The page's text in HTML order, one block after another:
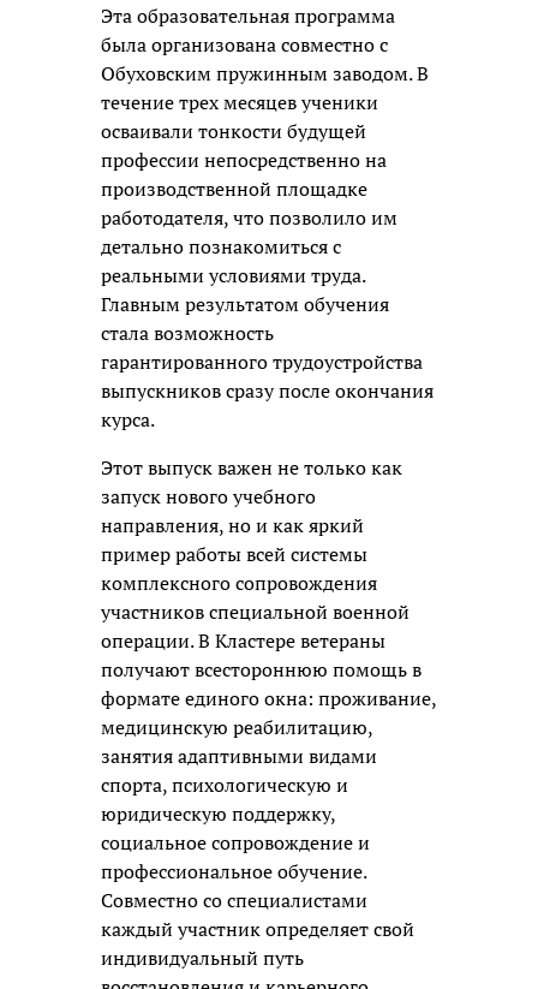
Эта образовательная программа
была организована совместно с
Обуховским пружинным заводом. В
течение трех месяцев ученики
осваивали тонкости будущей
профессии непосредственно на
производственной площадке
работодателя, что позволило им
детально познакомиться с
реальными условиями труда.
Главным результатом обучения
стала возможность
гарантированного трудоустройства
выпускников сразу после окончания
курса.
Этот выпуск важен не только как
запуск нового учебного
направления, но и как яркий
пример работы всей системы
комплексного сопровождения
участников специальной военной
операции. В Кластере ветераны
получают всестороннюю помощь в
формате единого окна: проживание,
медицинскую реабилитацию,
занятия адаптивными видами
спорта, психологическую и
юридическую поддержку,
социальное сопровождение и
профессиональное обучение.
Совместно со специалистами
каждый участник определяет свой
индивидуальный путь